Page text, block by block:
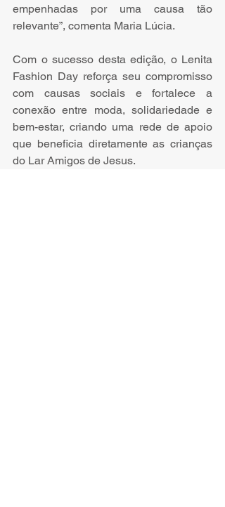
empenhadas por uma causa tão
relevante”, comenta Maria Lúcia.
Com o sucesso desta edição, o Lenita
Fashion Day reforça seu compromisso
com causas sociais e fortalece a
conexão entre moda, solidariedade e
bem-estar, criando uma rede de apoio
que beneficia diretamente as crianças
do Lar Amigos de Jesus.